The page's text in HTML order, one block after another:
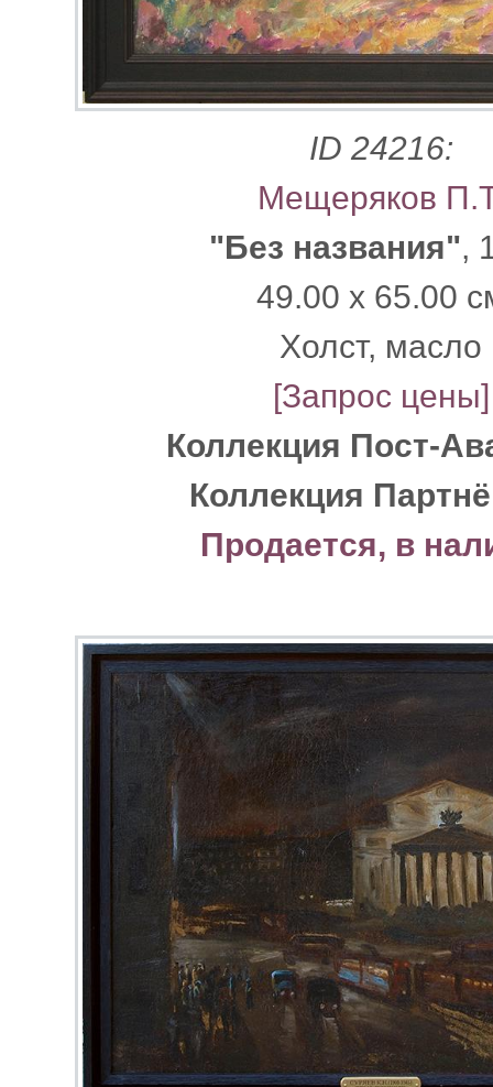
ID 24216:
Мещеряков
"Без названия",
49.00 x 65.00
Xолст, масло
[Запрос цены]
Коллекция Пост-
Коллекция
Продается, в